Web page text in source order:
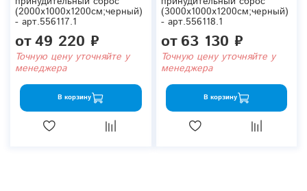
(2000x1000x1200см;черный)
- арт.556117.1
от49 220 ₽
Точную цену уточняйте у
менеджера
В корзину
(3000x1000x1200см;черный)
- арт.556118.1
от63 130 ₽
Точную цену уточняйте у
менеджера
В корзину